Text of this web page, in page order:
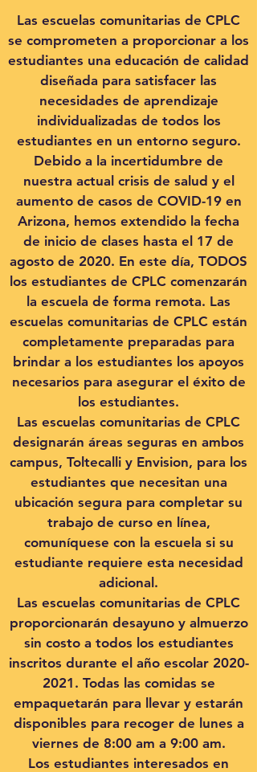
Las escuelas comunitarias de CPLC
se comprometen a proporcionar a los
estudiantes una educación de calidad
diseñada para satisfacer las
necesidades de aprendizaje
individualizadas de todos los
estudiantes en un entorno seguro.
Debido a la incertidumbre de
nuestra actual crisis de salud y el
aumento de casos de COVID-19 en
Arizona, hemos extendido la fecha
de inicio de clases hasta el 17 de
agosto de 2020. En este día, TODOS
los estudiantes de CPLC comenzarán
la escuela de forma remota. Las
escuelas comunitarias de CPLC están
completamente preparadas para
brindar a los estudiantes los apoyos
necesarios para asegurar el éxito de
los estudiantes.
Las escuelas comunitarias de CPLC
designarán áreas seguras en ambos
campus, Toltecalli y Envision, para los
estudiantes que necesitan una
ubicación segura para completar su
trabajo de curso en línea,
comuníquese con la escuela si su
estudiante requiere esta necesidad
adicional.
Las escuelas comunitarias de CPLC
proporcionarán desayuno y almuerzo
sin costo a todos los estudiantes
inscritos durante el año escolar 2020-
2021 . Todas las comidas se
empaquetarán para llevar y estarán
disponibles para recoger de lunes a
viernes de 8:00 am a 9:00 am.
Los estudiantes interesados ​​en